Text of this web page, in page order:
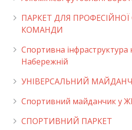
ПАРКЕТ ДЛЯ
КОМАНДИ
Спортивна інфраструктура
Набережній
УНІВЕРСАЛЬНИЙ
Cпортивний майданчик у
СПОРТИВНИЙ ПАРКЕТ